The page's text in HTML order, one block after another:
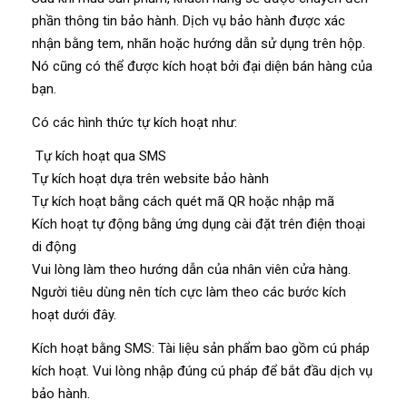
phần thông tin bảo hành. Dịch vụ bảo hành được xác
nhận bằng tem, nhãn hoặc hướng dẫn sử dụng trên hộp.
Nó cũng có thể được kích hoạt bởi đại diện bán hàng của
bạn.
Có các hình thức tự kích hoạt như:
Tự kích hoạt qua SMS
Tự kích hoạt dựa trên website bảo hành
Tự kích hoạt bằng cách quét mã QR hoặc nhập mã
Kích hoạt tự động bằng ứng dụng cài đặt trên điện thoại
di động
Vui lòng làm theo hướng dẫn của nhân viên cửa hàng.
Người tiêu dùng nên tích cực làm theo các bước kích
hoạt dưới đây.
Kích hoạt bằng SMS: Tài liệu sản phẩm bao gồm cú pháp
kích hoạt. Vui lòng nhập đúng cú pháp để bắt đầu dịch vụ
bảo hành.